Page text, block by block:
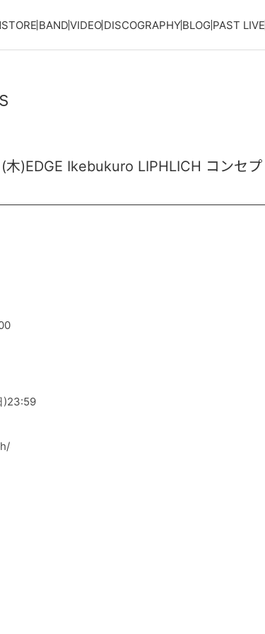
BANDVIDEO DISCOGRAPHYBLOG PAST LIVE
)EDGE Ikebukuro LIPHLICH コンセプ
)23:59